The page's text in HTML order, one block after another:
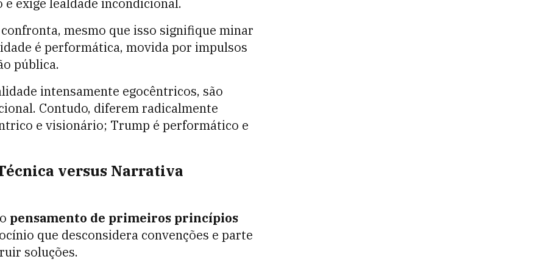
exige lealdade incondicional.
mesmo que isso signifique minar
é performática, movida por impulsos
pública.
intensamente egocêntricos, são
Contudo, diferem radicalmente
e visionário; Trump é performático e
versus Narrativa
pensamento de primeiros princípios
que desconsidera convenções e parte
soluções.